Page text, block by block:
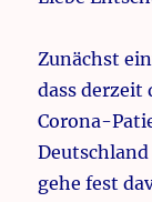
Zunächst
dass
Corona-
gehe fest